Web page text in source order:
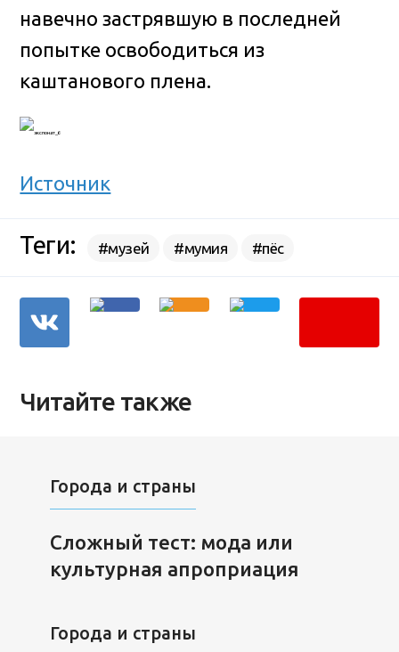
навечно застрявшую в последней
попытке освободиться из
каштанового плена.
Источник
Теги: #музей #мумия #пёс
Читайте также
Города и страны
Сложный тест: мода или
культурная апроприация
Города и страны